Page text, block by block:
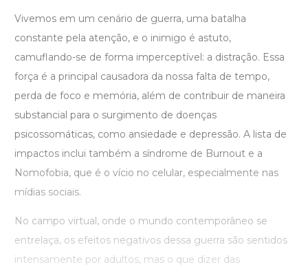
Vivemos em um cenário de guerra, uma batalha
constante pela atenção, e o inimigo é astuto,
camuflando-se de forma imperceptível: a distração. Essa
força é a principal causadora da nossa falta de tempo,
perda de foco e memória, além de contribuir de maneira
substancial para o surgimento de doenças
psicossomáticas, como ansiedade e depressão. A lista de
impactos inclui também a síndrome de Burnout e a
Nomofobia, que é o vício no celular, especialmente nas
mídias sociais.
No campo virtual, onde o mundo contemporâneo se
entrelaça, os efeitos negativos dessa guerra são sentidos
intensamente por adultos, mas o que dizer das